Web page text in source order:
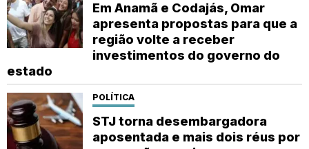
Em Anamã e Codajás, Omar
apresenta propostas para que a
região volte a receber
investimentos do governo do
estado
POLÍTICA
STJ torna desembargadora
aposentada e mais dois réus por